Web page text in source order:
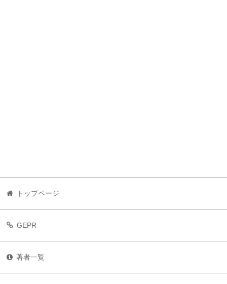
トップページ
GEPR
著者一覧